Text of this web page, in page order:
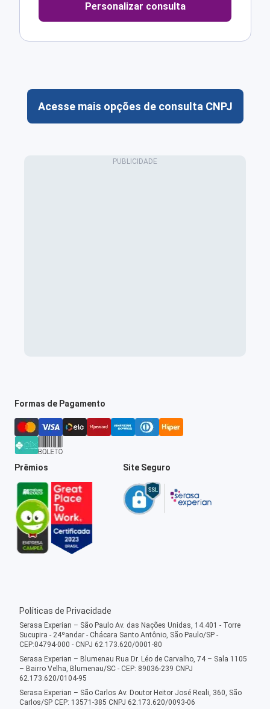
Personalizar consulta
Acesse mais opções de consulta CNPJ
Formas de Pagamento
Prêmios Site Seguro
Políticas de Privacidade
Serasa Experian – São Paulo Av. das Nações Unidas, 14.401 - Torre
Sucupira - 24ºandar - Chácara Santo Antônio, São Paulo/SP -
CEP:04794-000 - CNPJ 62.173.620/0001-80
Serasa Experian – Blumenau Rua Dr. Léo de Carvalho, 74 – Sala 1105
– Bairro Velha, Blumenau/SC - CEP: 89036-239 CNPJ
62.173.620/0104-95
Serasa Experian – São Carlos Av. Doutor Heitor José Reali, 360, São
Carlos/SP CEP: 13571-385 CNPJ 62.173.620/0093-06